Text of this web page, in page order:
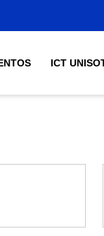
ICT